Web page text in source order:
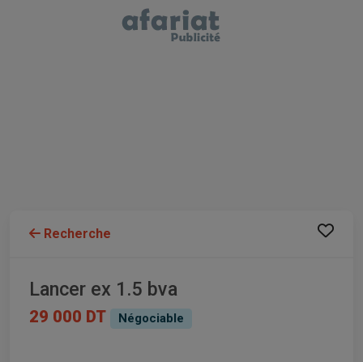
Recherche
Lancer ex 1.5 bva
29 000 DT Négociable